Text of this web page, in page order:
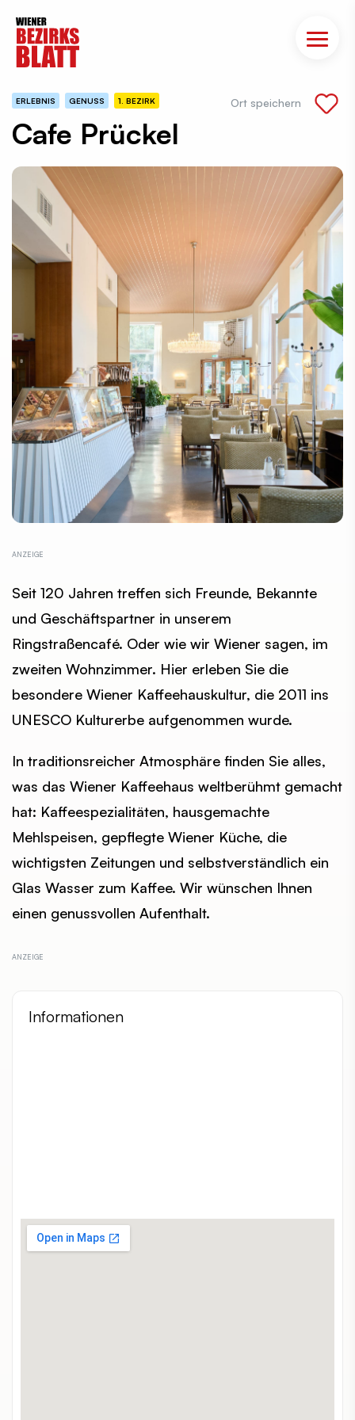
Ort speichern
ERLEBNIS GENUSS 1. BEZIRK
Cafe Prückel
Seit 120 Jahren treffen sich Freunde, Bekannte
und Geschäftspartner in u­nserem
Ringstraßencafé. Oder wie wir Wiener sagen, im
zweiten Wohn­zimmer. Hier erleben Sie die
besondere Wiener Kaffeehauskultur, die 2011 ins
UNESCO Kulturerbe aufgenommen wurde.
In traditionsreicher Atmosphäre finden Sie alles,
was das Wiener Kaffeehaus weltberühmt gemacht
hat: Kaffeespezialitäten, hausgemachte
Mehlspeisen, gepflegte Wiener Küche, die
wichtigsten Zeitungen und selbstverständlich ein
Glas Wasser zum Kaffee. Wir wünschen Ihnen
einen genussvollen Aufenthalt.
Informationen